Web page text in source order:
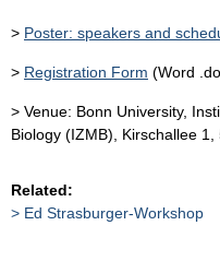
> Poster: speakers and
> Registration Form (Word
> Venue: Bonn University,
Biology (IZMB), Kirschallee
Related:
Ed Strasburger-Workshop